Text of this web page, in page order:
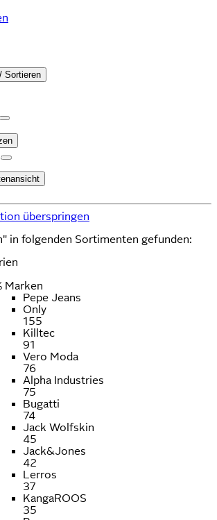
Sortieren
überspringen
in folgenden Sortimenten gefunden:
Marken
Pepe Jeans
Only
155
Killtec
91
Vero Moda
76
Alpha Industries
75
Bugatti
74
Jack Wolfskin
45
Jack&Jones
42
Lerros
37
KangaROOS
35